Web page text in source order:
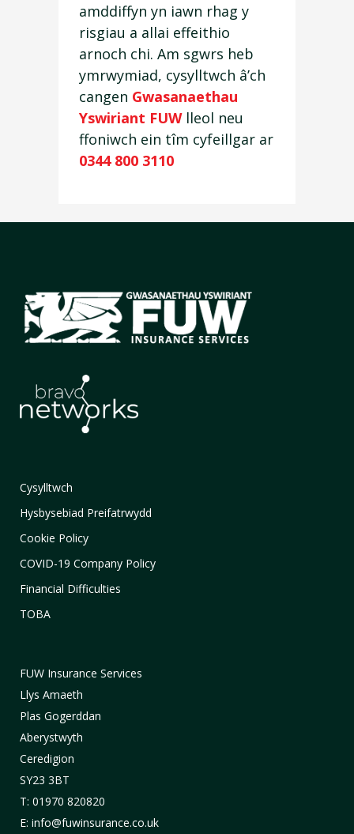
amddiffyn yn iawn rhag y
risgiau a allai effeithio
arnoch chi. Am sgwrs heb
ymrwymiad, cysylltwch â’ch
cangen Gwasanaethau
Yswiriant FUWlleol neu
ffoniwch ein tîm cyfeillgar ar
0344 800 3110
Cysylltwch
Hysbysebiad Preifatrwydd
Cookie Policy
COVID-19 Company Policy
Financial Difficulties
TOBA
FUW Insurance Services
Llys Amaeth
Plas Gogerddan
Aberystwyth
Ceredigion
SY23 3BT
T: 01970 820820
E: info@fuwinsurance.co.uk